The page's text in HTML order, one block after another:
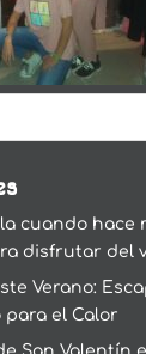
cuando hace
disfrutar del
Verano:
para el Calor